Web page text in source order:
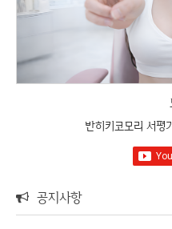
반히키코모리 서평
공지사항